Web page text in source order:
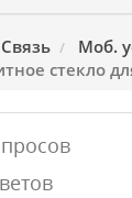
Моб.
стекло